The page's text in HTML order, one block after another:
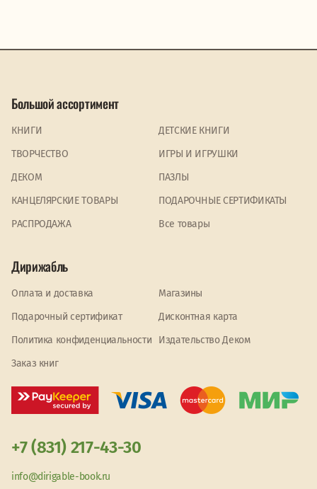
Большой ассортимент
КНИГИ
ДЕТСКИЕ КНИГИ
ТВОРЧЕСТВО
ИГРЫ И ИГРУШКИ
ДЕКОМ
ПАЗЛЫ
КАНЦЕЛЯРСКИЕ ТОВАРЫ
ПОДАРОЧНЫЕ СЕРТИФИКАТЫ
PАСПРОДАЖА
Все товары
Дирижабль
Оплата и доставка
Магазины
Подарочный сертификат
Дисконтная карта
Политика конфиденциальности
Издательство Деком
Заказ книг
+7 (831) 217-43-30
info@dirigable-book.ru